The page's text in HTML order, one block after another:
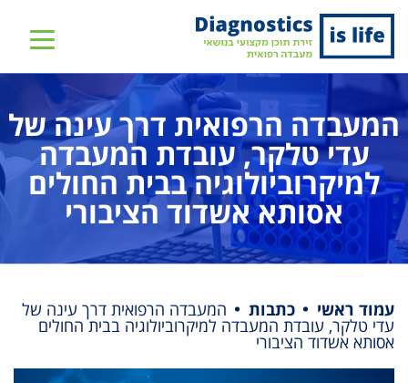
שִׂים
בְּאֲתָר
מֻפְעֶלֶת
מַעֲרֶכֶת
בִּקְלִיק
הַמְּסַיַּעַת
לִנְגִישׁוּת
הָאֲתָר.
המעבדה הרפואית דרך עינה של
עדי טלקר, עובדת המעבדה
למיקרוביולוגיה בבית החולים
אסותא אשדוד הציבורי
עמוד ראשי כתבות המעבדה הרפואית דרך עינה של
עדי טלקר, עובדת המעבדה למיקרוביולוגיה בבית החולים
אסותא אשדוד הציבורי